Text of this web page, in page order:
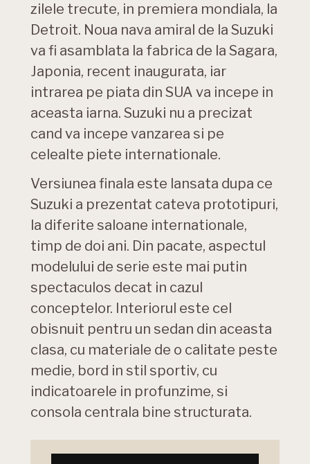
zilele trecute, in premiera mondiala, la
Detroit. Noua nava amiral de la Suzuki
va fi asamblata la fabrica de la Sagara,
Japonia, recent inaugurata, iar
intrarea pe piata din SUA va incepe in
aceasta iarna. Suzuki nu a precizat
cand va incepe vanzarea si pe
celealte piete internationale.
Versiunea finala este lansata dupa ce
Suzuki a prezentat cateva prototipuri,
la diferite saloane internationale,
timp de doi ani. Din pacate, aspectul
modelului de serie este mai putin
spectaculos decat in cazul
conceptelor. Interiorul este cel
obisnuit pentru un sedan din aceasta
clasa, cu materiale de o calitate peste
medie, bord in stil sportiv, cu
indicatoarele in profunzime, si
consola centrala bine structurata.